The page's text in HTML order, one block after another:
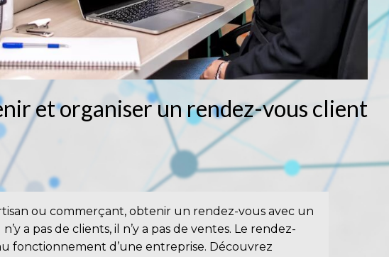
et organiser un rendez-vous client
ou commerçant, obtenir un rendez-vous avec un
a pas de clients, il n’y a pas de ventes. Le rendez-
fonctionnement d’une entreprise. Découvrez